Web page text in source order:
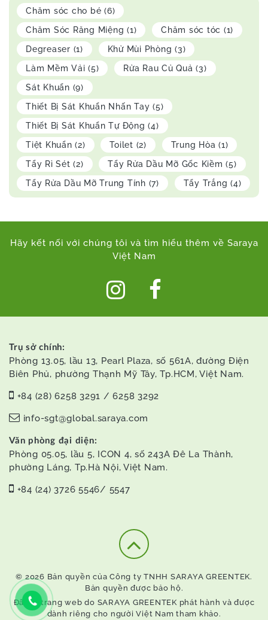
Chăm sóc cho bé (6)
Chăm Sóc Răng Miệng (1) Chăm sóc tóc (1)
Degreaser (1) Khử Mùi Phòng (3)
Làm Mềm Vải (5) Rửa Rau Củ Quả (3)
Sát Khuẩn (9)
Thiết Bị Sát Khuẩn Nhấn Tay (5)
Thiết Bị Sát Khuẩn Tự Động (4)
Tiệt Khuẩn (2) Toilet (2) Trung Hòa (1)
Tẩy Rỉ Sét (2) Tẩy Rửa Dầu Mỡ Gốc Kiềm (5)
Tẩy Rửa Dầu Mỡ Trung Tính (7) Tẩy Trắng (4)
Hãy kết nối với chúng tôi và tìm hiểu thêm về Saraya
Việt Nam
Trụ sở chính:
Phòng 13.05, lầu 13, Pearl Plaza, số 561A, đường Điện
Biên Phủ, phường Thạnh Mỹ Tây, Tp.HCM, Việt Nam.
+84 (28) 6258 3291 / 6258 3292
info-sgt@global.saraya.com
Văn phòng đại diện:
Phòng 05.05, lầu 5, ICON 4, số 243A Đê La Thành,
phường Láng, Tp.Hà Nội, Việt Nam.
+84 (24) 3726 5546/ 5547
© 2026 Bản quyền của Công ty TNHH SARAYA GREENTEK.
Bản quyền được bảo hộ.
Đây là trang web do SARAYA GREENTEK phát hành và được
dành riêng cho người Việt Nam tham khảo.